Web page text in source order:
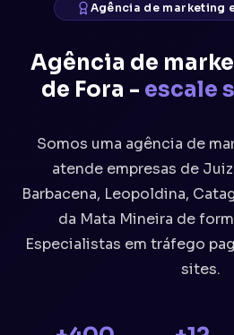
Agência de marketing
Agência de
de Fora - escale
Somos uma agência de
atende empresas de
Barbacena, Leopoldina,
da Mata Mineira de
Especialistas em tráfego
sites.